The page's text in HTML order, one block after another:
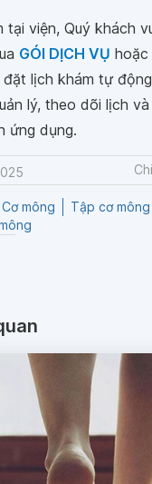
viện, Quý khách
GÓI DỊCH VỤ
đặt lịch khám tự
lý, theo dõi lịch
ứng dụng.
Cơ mông Tập cơ mông